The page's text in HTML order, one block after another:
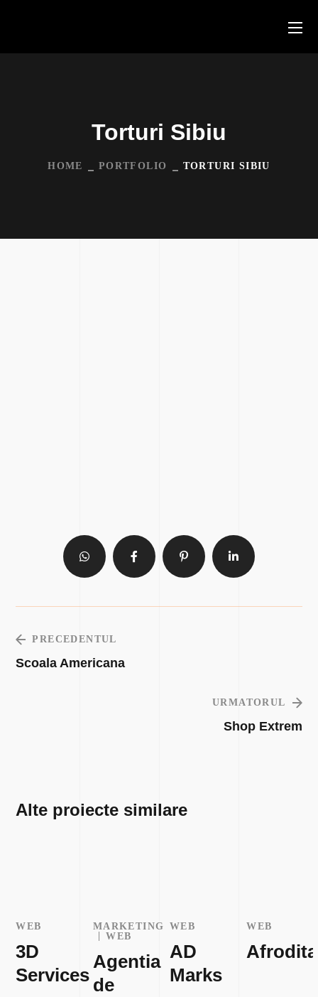
Torturi Sibiu
HOME PORTFOLIO TORTURI SIBIU
PRECEDENTUL
Scoala Americana
URMATORUL
Shop Extrem
Alte proiecte similare
WEB
3D
Services
MARKETING
WEB
Agentia
de
WEB
AD
Marks
WEB
Afrodita